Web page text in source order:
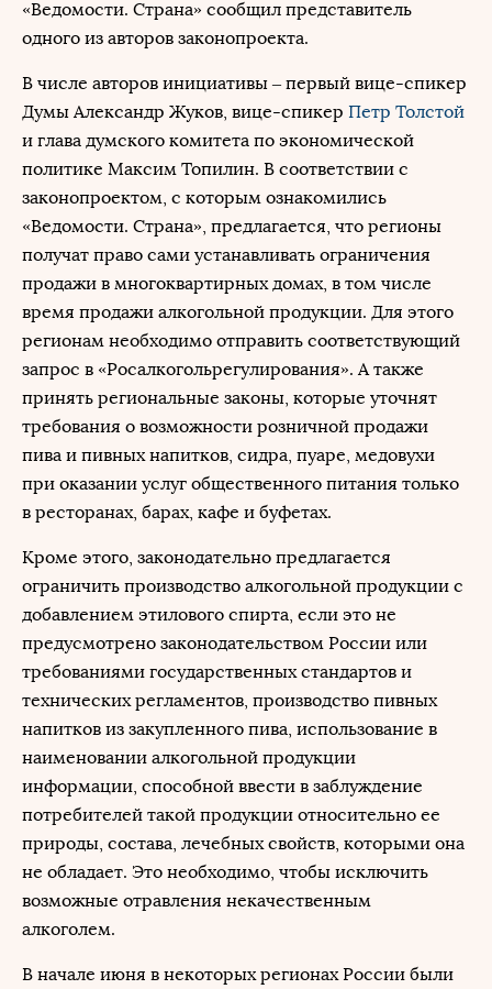
«Ведомости. Страна» сообщил представитель
одного из авторов законопроекта.
В числе авторов инициативы – первый вице-спикер
Думы Александр Жуков, вице-спикер Петр Толстой
и глава думского комитета по экономической
политике Максим Топилин. В соответствии с
законопроектом, с которым ознакомились
«Ведомости. Страна», предлагается, что регионы
получат право сами устанавливать ограничения
продажи в многоквартирных домах, в том числе
время продажи алкогольной продукции. Для этого
регионам необходимо отправить соответствующий
запрос в «Росалкогольрегулирования». А также
принять региональные законы, которые уточнят
требования о возможности розничной продажи
пива и пивных напитков, сидра, пуаре, медовухи
при оказании услуг общественного питания только
в ресторанах, барах, кафе и буфетах.
Кроме этого, законодательно предлагается
ограничить производство алкогольной продукции с
добавлением этилового спирта, если это не
предусмотрено законодательством России или
требованиями государственных стандартов и
технических регламентов, производство пивных
напитков из закупленного пива, использование в
наименовании алкогольной продукции
информации, способной ввести в заблуждение
потребителей такой продукции относительно ее
природы, состава, лечебных свойств, которыми она
не обладает. Это необходимо, чтобы исключить
возможные отравления некачественным
алкоголем.
В начале июня в некоторых регионах России были